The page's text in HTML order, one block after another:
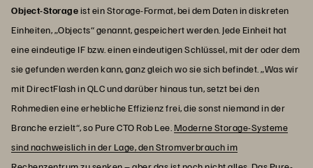
Object-Storageist ein Storage-Format, bei dem Daten in diskreten
Einheiten, „Objects“ genannt, gespeichert werden. Jede Einheit hat
eine eindeutige IF bzw. einen eindeutigen Schlüssel, mit der oder dem
sie gefunden werden kann, ganz gleich wo sie sich befindet. „Was wir
mit DirectFlash in QLC und darüber hinaus tun, setzt bei den
Rohmedien eine erhebliche Effizienz frei, die sonst niemand in der
Branche erzielt“, so Pure CTO Rob Lee. Moderne Storage-Systeme
sind nachweislich in der Lage, den Stromverbrauch im